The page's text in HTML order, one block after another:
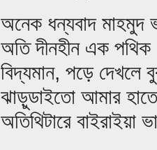
অনেক ধন্যবাদ মাহমুদ
অতি দীনহীন এক
বিদ্যমান, পড়ে দেখলে
ঝাড়ুডাইতো আমার হাতে
অতিথিটারে বাইরাইয়া